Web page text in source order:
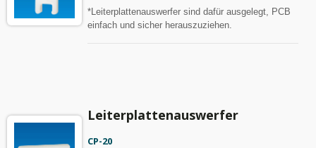
*Leiterplattenauswerfer sind dafür ausgelegt, PCB
einfach und sicher herauszuziehen.
Leiterplattenauswerfer
CP-20